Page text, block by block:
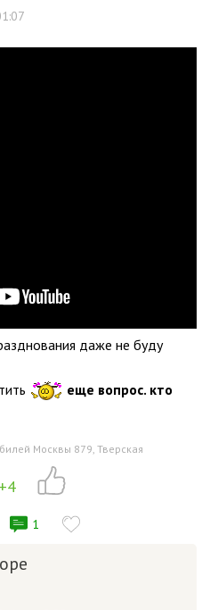
даже не буду
еще вопрос. кто
Москвы 879 Тверская
+4
1